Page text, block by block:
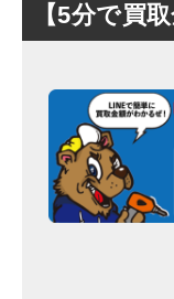
【5分で買